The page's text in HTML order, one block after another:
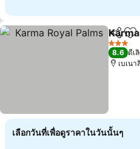
แชร์ เ
3 ดาว
8.6 ดีเ
เบเนา
เลือกวันที่เพื่อดูราคาในวันนั้นๆ